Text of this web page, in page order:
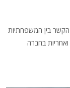
הקשר בין המשפחתיות
בחברה